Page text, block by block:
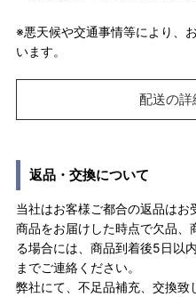
※悪天候や交通事情等により、
います。
配送の詳
返品・交換について
当社はお客様ご都合の返品はお
商品をお届けした時点で欠品、
る場合には、商品到着後5日以
までご連絡ください。
弊社にて、不足品補充、交換致